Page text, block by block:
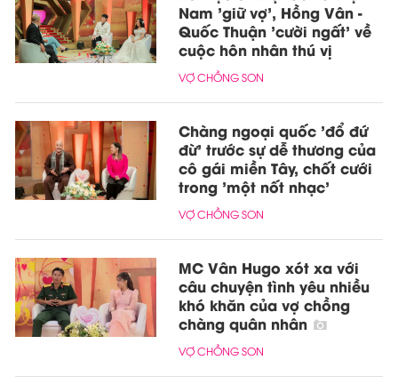
Nam 'giữ vợ', Hồng Vân -
Quốc Thuận 'cười ngất' về
cuộc hôn nhân thú vị
VỢ CHỒNG SON
Chàng ngoại quốc 'đổ đứ
đừ' trước sự dễ thương của
cô gái miền Tây, chốt cưới
trong 'một nốt nhạc'
VỢ CHỒNG SON
MC Vân Hugo xót xa với
câu chuyện tình yêu nhiều
khó khăn của vợ chồng
chàng quân nhân
VỢ CHỒNG SON